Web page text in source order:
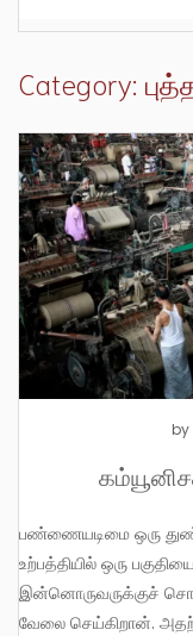
Category:
by
பண்ணையடிமை ஒரு துண்டு நிலத்தை உடைமையாய்க் கொண்டு,
உற்பத்தியில் ஒரு
இன்னொருவருக்குச்
வேலை செய்கிறான்.